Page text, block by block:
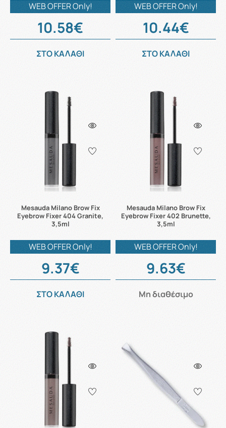
WEB OFFER Only!
10.58€
ΣΤΟ ΚΑΛΑΘΙ
WEB OFFER Only!
10.44€
ΣΤΟ ΚΑΛΑΘΙ
Mesauda Milano Brow Fix
Eyebrow Fixer 404 Granite,
3,5ml
WEB OFFER Only!
9.37€
ΣΤΟ ΚΑΛΑΘΙ
Mesauda Milano Brow Fix
Eyebrow Fixer 402 Brunette,
3,5ml
WEB OFFER Only!
9.63€
Μη διαθέσιμο